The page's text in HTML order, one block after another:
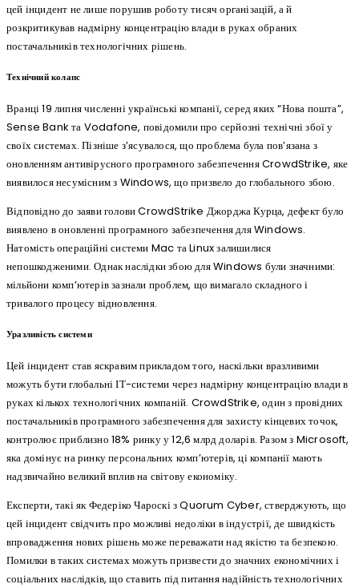
цей інцидент не лише порушив роботу тисяч організацій, а й
розкритикував надмірну концентрацію влади в руках обраних
постачальників технологічних рішень.
Технічний колапс
Вранці 19 липня численні українські компанії, серед яких “Нова пошта”,
Sense Bank та Vodafone, повідомили про серйозні технічні збої у
своїх системах. Пізніше з’ясувалося, що проблема була пов’язана з
оновленням антивірусного програмного забезпечення CrowdStrike, яке
виявилося несумісним з Windows, що призвело до глобального збою.
Відповідно до заяви голови CrowdStrike Джорджа Курца, дефект було
виявлено в оновленні програмного забезпечення для Windows.
Натомість операційні системи Mac та Linux залишилися
непошкодженими. Однак наслідки збою для Windows були значними:
мільйони комп’ютерів зазнали проблем, що вимагало складного і
тривалого процесу відновлення.
Уразливість системи
Цей інцидент став яскравим прикладом того, наскільки вразливими
можуть бути глобальні ІТ-системи через надмірну концентрацію влади в
руках кількох технологічних компаній. CrowdStrike, один з провідних
постачальників програмного забезпечення для захисту кінцевих точок,
контролює приблизно 18% ринку у 12,6 млрд доларів. Разом з Microsoft,
яка домінує на ринку персональних комп’ютерів, ці компанії мають
надзвичайно великий вплив на світову економіку.
Експерти, такі як Федеріко Чароскі з Quorum Cyber, стверджують, що
цей інцидент свідчить про можливі недоліки в індустрії, де швидкість
впровадження нових рішень може переважати над якістю та безпекою.
Помилки в таких системах можуть призвести до значних економічних і
соціальних наслідків, що ставить під питання надійність технологічних